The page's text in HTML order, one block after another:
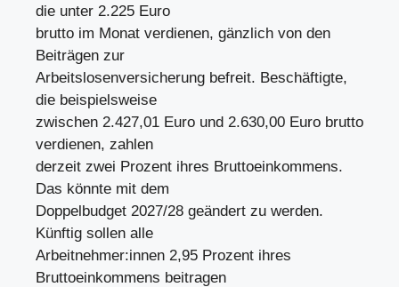
die unter 2.225 Euro
brutto im Monat verdienen, gänzlich von den
Beiträgen zur
Arbeitslosenversicherung befreit. Beschäftigte,
die beispielsweise
zwischen 2.427,01 Euro und 2.630,00 Euro brutto
verdienen, zahlen
derzeit zwei Prozent ihres Bruttoeinkommens.
Das könnte mit dem
Doppelbudget 2027/28 geändert zu werden.
Künftig sollen alle
Arbeitnehmer:innen 2,95 Prozent ihres
Bruttoeinkommens beitragen